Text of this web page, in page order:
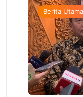
Berita Utama